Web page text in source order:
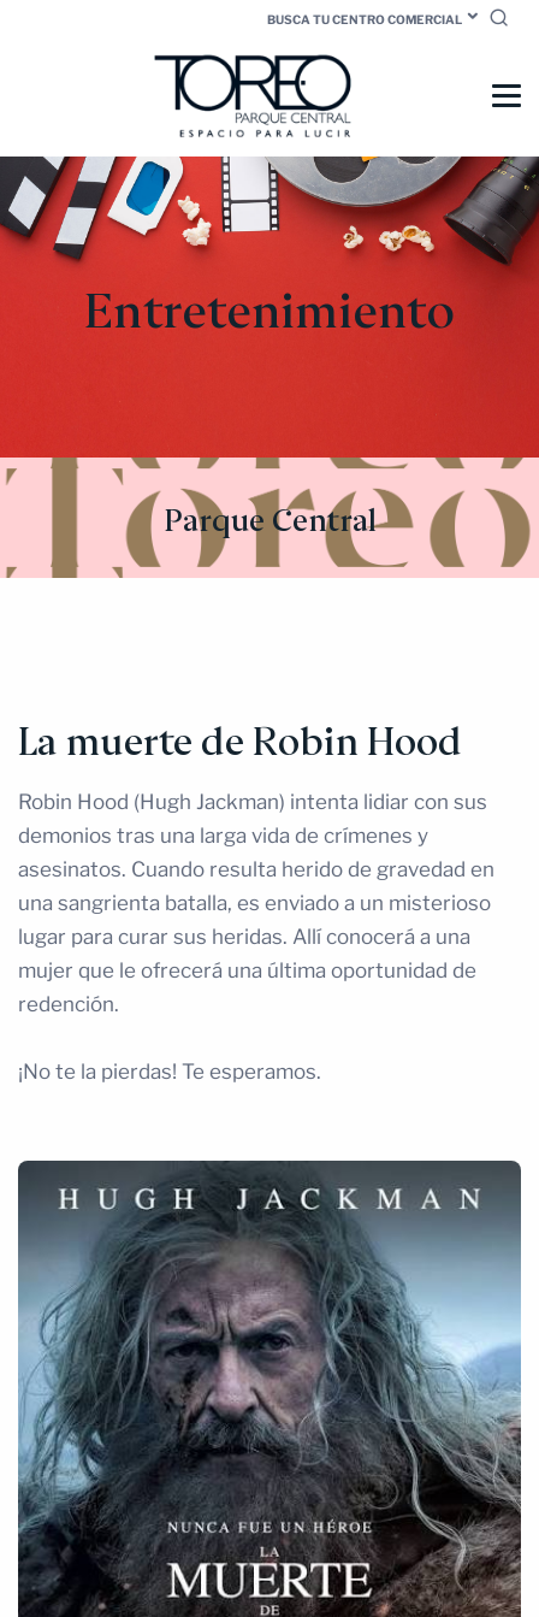
BUSCA TU CENTRO COMERCIAL
Entretenimiento
Parque Central
La muerte de Robin Hood
Robin Hood (Hugh Jackman) intenta lidiar con sus
demonios tras una larga vida de crímenes y
asesinatos. Cuando resulta herido de gravedad en
una sangrienta batalla, es enviado a un misterioso
lugar para curar sus heridas. Allí conocerá a una
mujer que le ofrecerá una última oportunidad de
redención.
¡No te la pierdas! Te esperamos.